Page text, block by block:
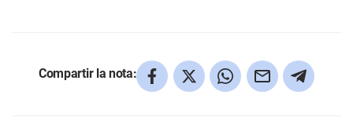
Compartir la nota: